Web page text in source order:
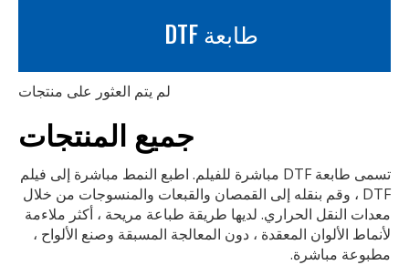
طابعة DTF
لم يتم العثور على منتجات
جميع المنتجات
تسمى طابعة DTF مباشرة للفيلم. اطبع النمط مباشرة إلى فيلم
DTF ، وقم بنقله إلى القمصان والقبعات والمنسوجات من خلال
معدات النقل الحراري. لديها طريقة طباعة مريحة ، أكثر ملاءمة
لأنماط الألوان المعقدة ، دون المعالجة المسبقة وصنع الألواح ،
مطبوعة مباشرة.